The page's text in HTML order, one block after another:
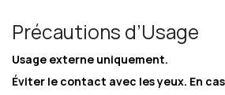
Précautions d’Usage
Usage externe uniquement.
Éviter le contact avec les yeux. En